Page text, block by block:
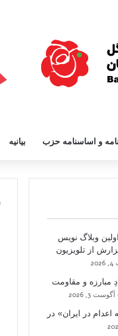
و اساسنامه حزب بیانیه
وبلاگ نویس
از تلویزیون
مبارزه و مقاومت
آگوست 3, 2026
در ایران» در